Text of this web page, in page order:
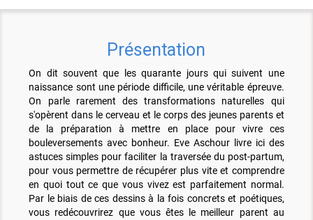
Présentation
On dit souvent que les quarante jours qui suivent une
naissance sont une période difficile, une véritable épreuve.
On parle rarement des transformations naturelles qui
s'opèrent dans le cerveau et le corps des jeunes parents et
de la préparation à mettre en place pour vivre ces
bouleversements avec bonheur. Eve Aschour livre ici des
astuces simples pour faciliter la traversée du post-partum,
pour vous permettre de récupérer plus vite et comprendre
en quoi tout ce que vous vivez est parfaitement normal.
Par le biais de ces dessins à la fois concrets et poétiques,
vous redécouvrirez que vous êtes le meilleur parent au